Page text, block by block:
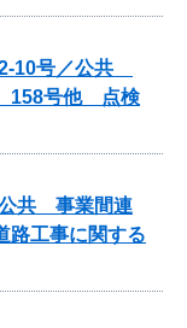
10号／公共
158号他 点検
公共 事業間連
路工事に関する